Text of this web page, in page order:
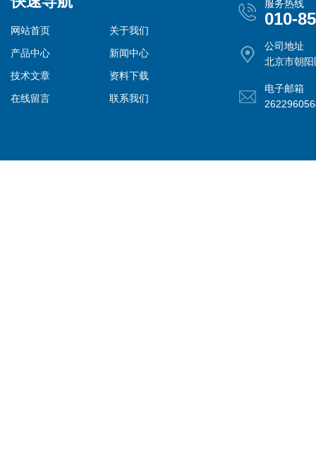
网站首页
关于我们
产品中心
新闻中心
技术文章
资料下载
在线留言
联系我们
服务热线
010-
公司地址
北京市朝
电子邮箱